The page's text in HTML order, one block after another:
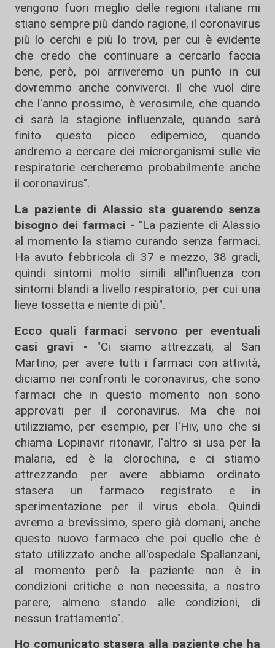
vengono fuori meglio delle regioni italiane mi
stiano sempre più dando ragione, il coronavirus
più lo cerchi e più lo trovi, per cui è evidente
che credo che continuare a cercarlo faccia
bene, però, poi arriveremo un punto in cui
dovremmo anche conviverci. Il che vuol dire
che l'anno prossimo, è verosimile, che quando
ci sarà la stagione influenzale, quando sarà
finito questo picco edipemico, quando
andremo a cercare dei microrganismi sulle vie
respiratorie cercheremo probabilmente anche
il coronavirus".
La paziente di Alassio sta guarendo senza
bisogno dei farmaci - "La paziente di Alassio
al momento la stiamo curando senza farmaci.
Ha avuto febbricola di 37 e mezzo, 38 gradi,
quindi sintomi molto simili all'influenza con
sintomi blandi a livello respiratorio, per cui una
lieve tossetta e niente di più".
Ecco quali farmaci servono per eventuali
casi gravi - "Ci siamo attrezzati, al San
Martino, per avere tutti i farmaci con attività,
diciamo nei confronti le coronavirus, che sono
farmaci che in questo momento non sono
approvati per il coronavirus. Ma che noi
utilizziamo, per esempio, per l'Hiv, uno che si
chiama Lopinavir ritonavir, l'altro si usa per la
malaria, ed è la clorochina, e ci stiamo
attrezzando per avere abbiamo ordinato
stasera un farmaco registrato e in
sperimentazione per il virus ebola. Quindi
avremo a brevissimo, spero già domani, anche
questo nuovo farmaco che poi quello che è
stato utilizzato anche all'ospedale Spallanzani,
al momento però la paziente non è in
condizioni critiche e non necessita, a nostro
parere, almeno stando alle condizioni, di
nessun trattamento".
Ho comunicato stasera alla paziente che ha